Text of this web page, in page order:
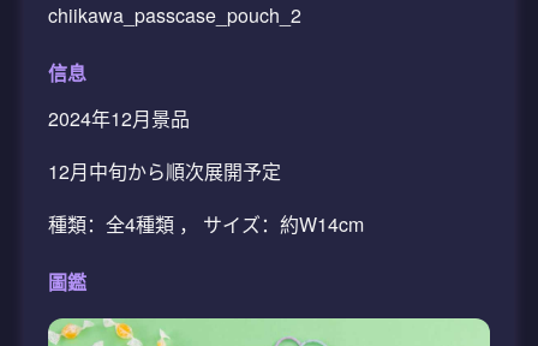
chiikawa_passcase_pouch_2
信息
2024年12月景品
12月中旬から順次展開予定
種類：全4種類 ， サイズ：約W14cm
圖鑑